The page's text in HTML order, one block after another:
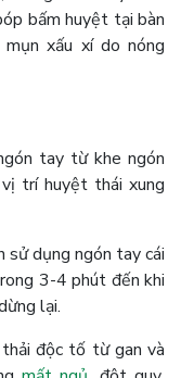
bấm huyệt tại bàn
xấu xí do nóng
tay từ khe ngón
trí huyệt thái xung
sử dụng ngón tay cái
3-4 phút đến khi
lại.
thải độc tố từ gan và